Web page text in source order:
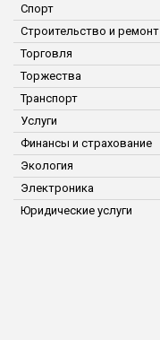
Спорт
Строительство и ремонт
Торговля
Торжества
Транспорт
Услуги
Финансы и страхование
Экология
Электроника
Юридические услуги